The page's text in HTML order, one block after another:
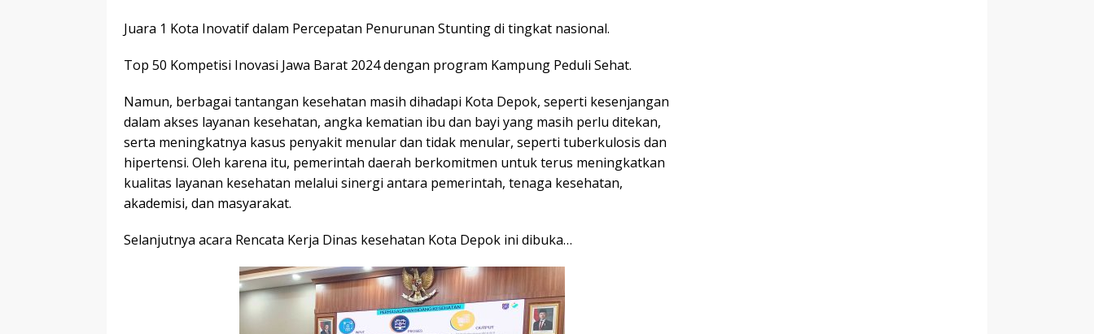
Juara 1 Kota Inovatif dalam Percepatan Penurunan Stunting di tingkat nasional.
Top 50 Kompetisi Inovasi Jawa Barat 2024 dengan program Kampung Peduli Sehat.
Namun, berbagai tantangan kesehatan masih dihadapi Kota Depok, seperti kesenjangan
dalam akses layanan kesehatan, angka kematian ibu dan bayi yang masih perlu ditekan,
serta meningkatnya kasus penyakit menular dan tidak menular, seperti tuberkulosis dan
hipertensi. Oleh karena itu, pemerintah daerah berkomitmen untuk terus meningkatkan
kualitas layanan kesehatan melalui sinergi antara pemerintah, tenaga kesehatan,
akademisi, dan masyarakat.
Selanjutnya acara Rencata Kerja Dinas kesehatan Kota Depok ini dibuka…